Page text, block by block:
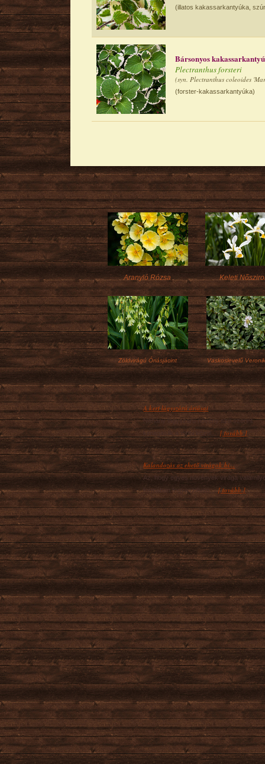
(illatos kakassarkantyúka,
Bársonyos kakassarkantyú
Plectranthus forsteri
(syn. Plectranthus coleoides
(forster-kakassarkantyúka)
Aranyló Rózsa Keleti
Zöldvirágú Óriásjácint Vaskoslevelű
A kert lágyszárú óriásai
Néhány lágyszárú növény szó szerint
kimagaslik a többi közül,...[ tovább ]
Kalandozás az ehető virágok bi...
Az, hogy egyes növények virága
formában fogyasztható,...[ tovább ]